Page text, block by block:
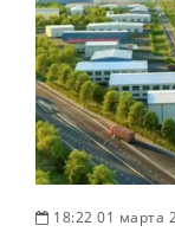
18:22 01 марта